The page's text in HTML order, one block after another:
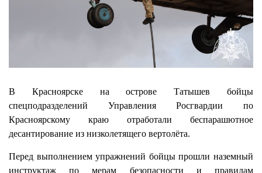
В Красноярске на острове Татышев бойцы
спецподразделений Управления Росгвардии по
Красноярскому краю отработали беспарашютное
десантирование из низколетящего вертолёта.
Перед выполнением упражнений бойцы прошли наземный
инструктаж по мерам безопасности и правилам